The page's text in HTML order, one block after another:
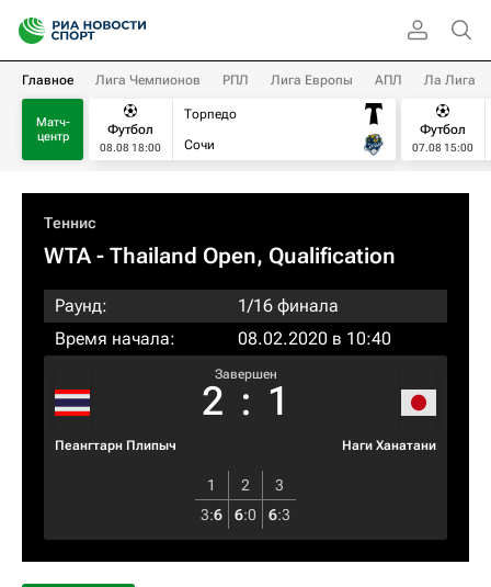
Главное Лига Чемпионов РПЛ Лига Европы АПЛ Ла Лига
Матч-
центр
Футбол
08.08 18:00
Торпедо
Сочи
Футбол
07.08 15:00
Теннис
WTA- Thailand Open, Qualification
Раунд:
1/16 финала
Время начала:
08.02.2020 в 10:40
Пеангтарн Плипыч
Завершен
2 : 1
Наги Ханатани
1 2
3
3:6 6:0 6:3